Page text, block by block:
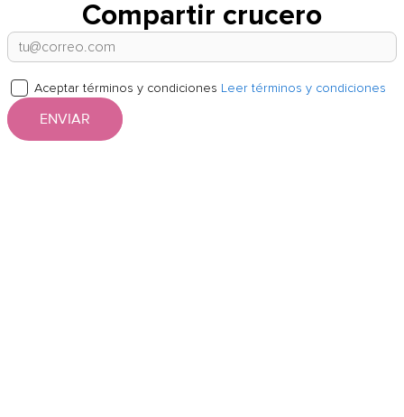
Compartir crucero
Aceptar términos y condiciones Leer términos y condiciones
ENVIAR